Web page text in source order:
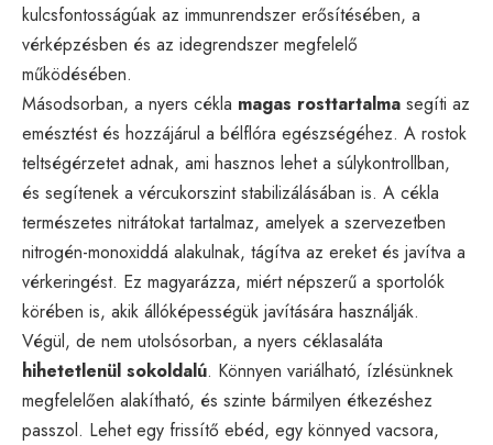
kulcsfontosságúak az immunrendszer erősítésében, a
vérképzésben és az idegrendszer megfelelő
működésében.
Másodsorban, a nyers cékla magas rosttartalma segíti az
emésztést és hozzájárul a bélflóra egészségéhez. A rostok
teltségérzetet adnak, ami hasznos lehet a súlykontrollban,
és segítenek a vércukorszint stabilizálásában is. A cékla
természetes nitrátokat tartalmaz, amelyek a szervezetben
nitrogén-monoxiddá alakulnak, tágítva az ereket és javítva a
vérkeringést. Ez magyarázza, miért népszerű a sportolók
körében is, akik állóképességük javítására használják.
Végül, de nem utolsósorban, a nyers céklasaláta
hihetetlenül sokoldalú. Könnyen variálható, ízlésünknek
megfelelően alakítható, és szinte bármilyen étkezéshez
passzol. Lehet egy frissítő ebéd, egy könnyed vacsora,